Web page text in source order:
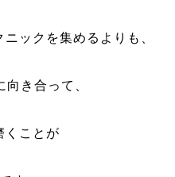
ックを集めるよりも、
き合って、
くことが